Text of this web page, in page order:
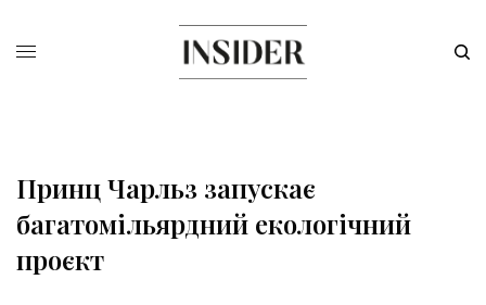
Принц Чарльз запускає
багатомільярдний екологічний
проєкт